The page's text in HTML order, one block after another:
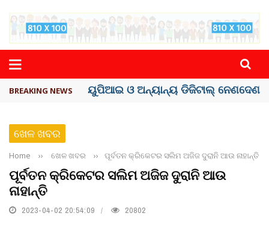
BREAKING NEWS ତଣ୍ଡ ଗଣିବା ମେଟା, ଦେବ ୫ ହଜାର କୋଟିର
ଖେଳ ଖବର
Home ›› ଖେଳ ଖବର ›› ପୂର୍ବତନ କ୍ରିକେଟର ସଲିମ ଅଜିଜ ଦୁରାନି ଆଉ ନାହାନ୍ତି
ପୂର୍ବତନ କ୍ରିକେଟର ସଲିମ ଅଜିଜ ଦୁରାନି ଆଉ
ନାହାନ୍ତି
2023-04-02 20:54:09 20802